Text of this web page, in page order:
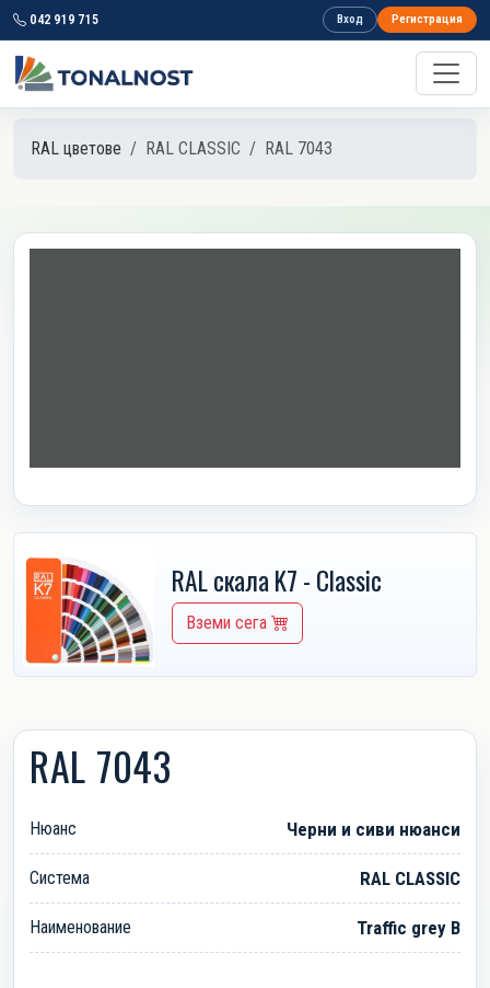
042 919 715 Вход Регистрация
RAL цветове RAL CLASSIC RAL 7043
RAL скала K7 - Classic
Вземи сега
RAL 7043
Нюанс Черни и сиви нюанси
Система RAL CLASSIC
Наименование Traffic grey B